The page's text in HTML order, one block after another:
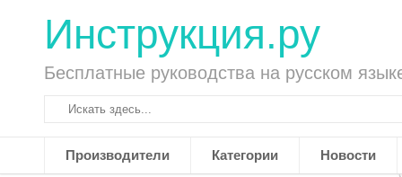
Инструкция.ру
Бесплатные руководства на русском
Производители Категории Новости